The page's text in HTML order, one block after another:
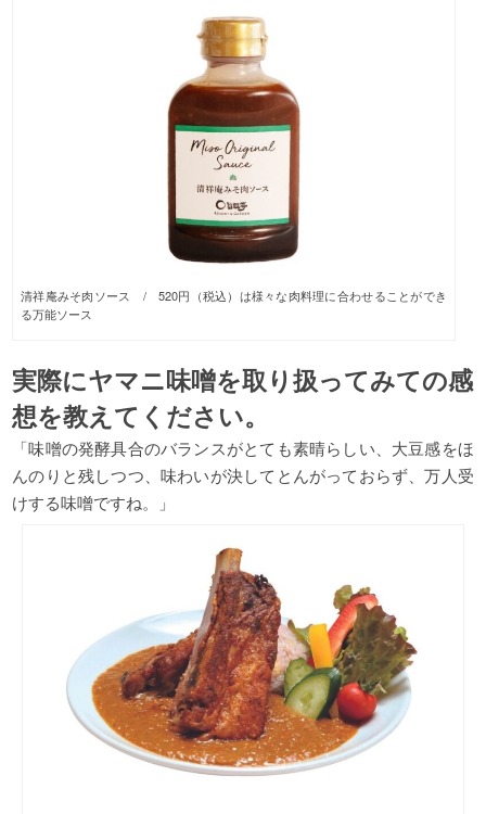
清祥庵みそ肉ソース / 520円（税込）は様々な肉料理に合わせることができ
る万能ソース
実際にヤマニ味噌を取り扱ってみての感
想を教えてください。
「味噌の発酵具合のバランスがとても素晴らしい、大豆感をほ
んのりと残しつつ、味わいが決してとんがっておらず、万人受
けする味噌ですね。」